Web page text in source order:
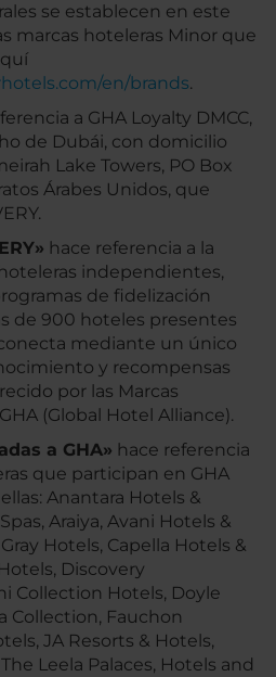
se establecen en este
marcas hoteleras Minor que
en/brands.
a GHA Loyalty DMCC,
de Dubái, con domicilio
Lake Towers, PO Box
Árabes Unidos, que
hace referencia a la
independientes,
de fidelización
de 900 hoteles presentes
mediante un único
y recompensas
por las Marcas
(Global Hotel Alliance).
a GHA» hace referencia
que participan en GHA
Anantara Hotels &
Araiya, Avani Hotels &
Hotels, Capella Hotels &
Discovery
Collection Hotels, Doyle
Collection, Fauchon
JA Resorts & Hotels,
Leela Palaces, Hotels and